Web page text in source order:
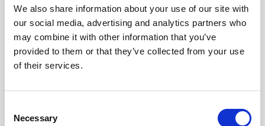
We also share information about your use of our site with
our social media, advertising and analytics partners who
may combine it with other information that you’ve
provided to them or that they’ve collected from your use
of their services.
Selection
Necessary
gestionar i optimitzarels teus
espais de treball